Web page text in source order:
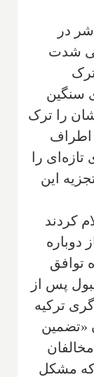
در
پی شدت
سنگین
را ترک
اطراف
را
این
کردند
دوباره
توافق
پس از
ترکیه
«تضمین
که مشکل